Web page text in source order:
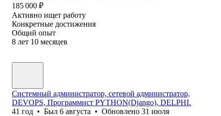
185 000 ₽
Активно ищет работу
Конкретные достижения
Общий опыт
8 лет 10 месяцев
Системный администратор, сетевой администратор,
DEVOPS, Программист PYTHON(Django), DELPHI.
41 год • Был 6 августа • Обновлено 31 июля